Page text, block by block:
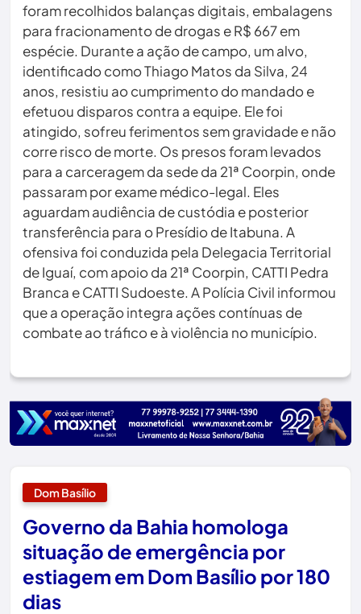
foram recolhidos balanças digitais, embalagens
para fracionamento de drogas e R$ 667 em
espécie. Durante a ação de campo, um alvo,
identificado como Thiago Matos da Silva, 24
anos, resistiu ao cumprimento do mandado e
efetuou disparos contra a equipe. Ele foi
atingido, sofreu ferimentos sem gravidade e não
corre risco de morte. Os presos foram levados
para a carceragem da sede da 21ª Coorpin, onde
passaram por exame médico-legal. Eles
aguardam audiência de custódia e posterior
transferência para o Presídio de Itabuna. A
ofensiva foi conduzida pela Delegacia Territorial
de Iguaí, com apoio da 21ª Coorpin, CATTI Pedra
Branca e CATTI Sudoeste. A Polícia Civil informou
que a operação integra ações contínuas de
combate ao tráfico e à violência no município.
Dom Basílio
Governo da Bahia homologa
situação de emergência por
estiagem em Dom Basílio por 180
dias